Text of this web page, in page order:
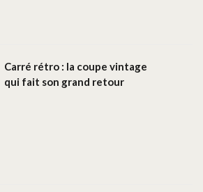
Carré rétro : la coupe vintage
qui fait son grand retour